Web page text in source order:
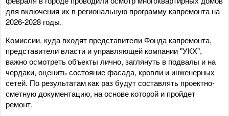
для включения их в региональную программу капремонта на
2026-2028 годы.
Комиссии, куда входят представители Фонда капремонта,
представители власти и управляющей компании "УКХ",
важно осмотреть объекты лично, заглянуть в подвалы и на
чердаки, оценить состояние фасада, кровли и инженерных
сетей. По результатам как раз будут составлять проектно-
сметную документацию, на основе которой и пройдет
ремонт.